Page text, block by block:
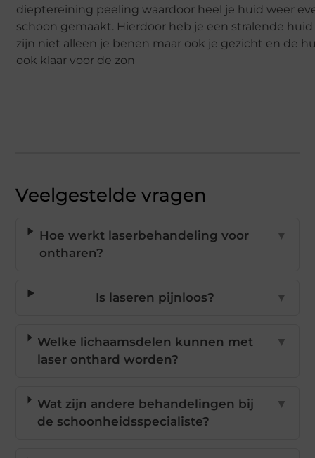
dieptereining peeling waardoor heel je huid weer
schoon gemaakt. Hierdoor heb je een stralende
zijn niet alleen je benen maar ook je gezicht en de
ook klaar voor de zon
Veelgestelde vragen
Hoe werkt laserbehandeling voor
ontharen?
▼
Is laseren pijnloos? ▼
Welke lichaamsdelen kunnen met
laser onthard worden?
▼
Wat zijn andere behandelingen bij
de schoonheidsspecialiste?
▼